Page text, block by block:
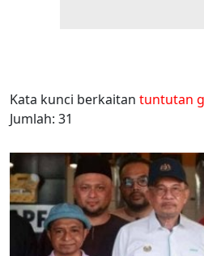
Kata kunci berkaitan tuntutan
Jumlah: 31